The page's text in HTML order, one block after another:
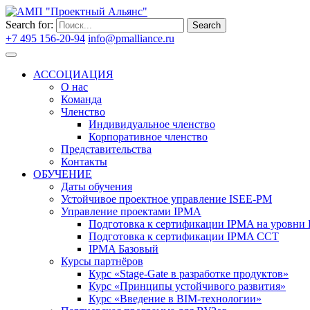
Search for: Search
+7 495 156-20-94 info@pmalliance.ru
АССОЦИАЦИЯ
О нас
Команда
Членство
Индивидуальное членство
Корпоративное членство
Представительства
Контакты
ОБУЧЕНИЕ
Даты обучения
Устойчивое проектное управление ISEE-PM
Управление проектами IPMA
Подготовка к сертификации IPMA на уровни
Подготовка к сертификации IPMA CCT
IPMA Базовый
Курсы партнёров
Курс «Stage-Gate в разработке продуктов»
Курс «Принципы устойчивого развития»
Курс «Введение в BIM-технологии»